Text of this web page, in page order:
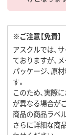
※ご注意【免責】
アスクルでは、
ておりますが、メ
パッケージ、原
す。
このため、実際
が異なる場合が
商品の商品ラベ
さらに詳細な商